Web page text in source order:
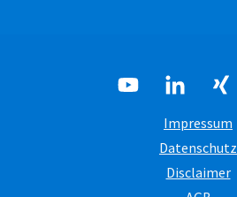
Impressum
Datenschutz
Disclaimer